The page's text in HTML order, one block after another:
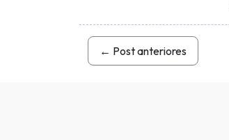
← Post anteriores